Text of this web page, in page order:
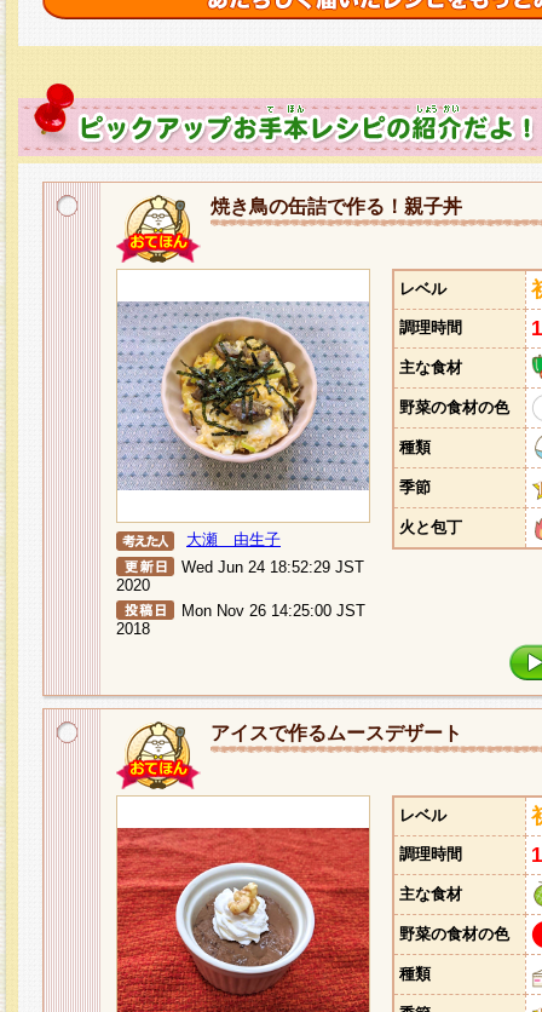
焼き鳥の缶詰で作る！親子丼
大瀬 由生子
Wed Jun 24 18:52:29 JST
2020
Mon Nov 26 14:25:00 JST
2018
レベル
調理時間
主な食材
野菜の食材の色
種類
季節
火と包丁
アイスで作るムースデザート
レベル
調理時間
主な食材
野菜の食材の色
種類